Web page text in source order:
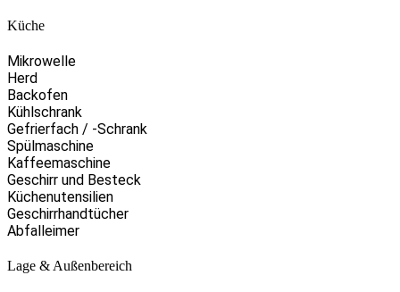
Küche
Mikrowelle
Herd
Backofen
Kühlschrank
Gefrierfach / -Schrank
Spülmaschine
Kaffeemaschine
Geschirr und Besteck
Küchenutensilien
Geschirrhandtücher
Abfalleimer
Lage & Außenbereich